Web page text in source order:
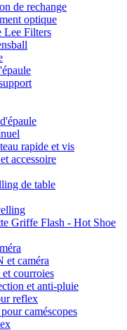
de rechange
optique
Lee Filters
rapide et vis
accessoire
de table
Griffe Flash - Hot Shoe
et caméra
et courroies
et anti-pluie
reflex
caméscopes